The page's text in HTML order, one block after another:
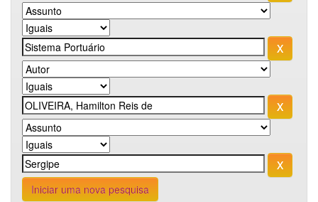
Iniciar uma nova pesquisa